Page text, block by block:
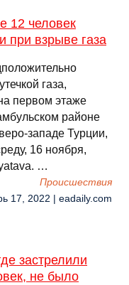
12 человек
при взрыве газа
газа,
первом этаже
районе
западе Турции,
16 ноября,
…
Происшествия
17, 2022 | eadaily.com
застрелили
не было